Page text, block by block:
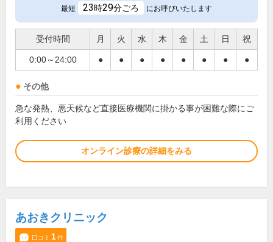
最短 23時29分ごろ にお呼びいたします
受付時間 月 火 水 木 金 土 日 祝
0:00～24:00 ● ● ● ● ● ● ● ●
その他
急な発熱、悪天候など直接医療機関に掛かる事が困難な際にご
利用ください
オンライン診療の詳細をみる
あおきクリニック
口コミ 1件